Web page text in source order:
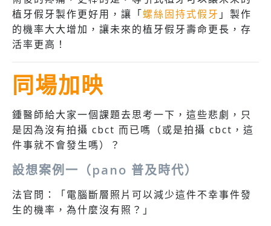
植牙假牙製作更好用，讓「螺絲固持式假牙 」製作
的機率大大增加，讓未來的植牙假牙壽命更長，存
活率更高！
同場加映
鍾醫師給大家一個課題去思考一下，這些悲劇，只
是因為沒有拍攝 cbct 而已嗎（或是拍攝 cbct，這
件事就不會發生嗎）？
設想案例一（pano 普及時代）
法官問：「電腦斷層照片可以減少這件不幸事件發
生的機率，為什麼沒有照？」